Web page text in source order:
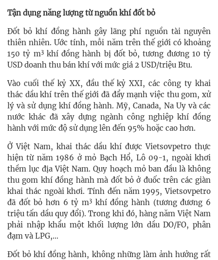
Tận dụng năng lượng từ nguồn khí đốt bỏ
Đốt bỏ khí đồng hành gây lãng phí nguồn tài nguyên
thiên nhiên. Ước tính, mỗi năm trên thế giới có khoảng
150 tỷ m3khí đồng hành bị đốt bỏ, tương đương 10 tỷ
USD doanh thu bán khí với mức giá 2 USD/triệu Btu.
Vào cuối thế kỷ XX, đầu thế kỷ XXI, các công ty khai
thác dầu khí trên thế giới đã đẩy mạnh việc thu gom, xử
lý và sử dụng khí đồng hành. Mỹ, Canada, Na Uy và các
nước khác đã xây dựng ngành công nghiệp khí đồng
hành với mức độ sử dụng lên đến 95% hoặc cao hơn.
Ở Việt Nam, khai thác dầu khí được Vietsovpetro thực
hiện từ năm 1986 ở mỏ Bạch Hổ, Lô 09-1, ngoài khơi
thềm lục địa Việt Nam. Quy hoạch mỏ ban đầu là không
thu gom khí đồng hành mà đốt bỏ ở đuốc trên các giàn
khai thác ngoài khơi. Tính đến năm 1995, Vietsovpetro
đã đốt bỏ hơn 6 tỷ m3 khí đồng hành (tương đương 6
triệu tấn dầu quy đổi). Trong khi đó, hàng năm Việt Nam
phải nhập khẩu một khối lượng lớn dầu DO/FO, phân
đạm và LPG,...
Đốt bỏ khí đồng hành, không những làm ảnh hưởng rất